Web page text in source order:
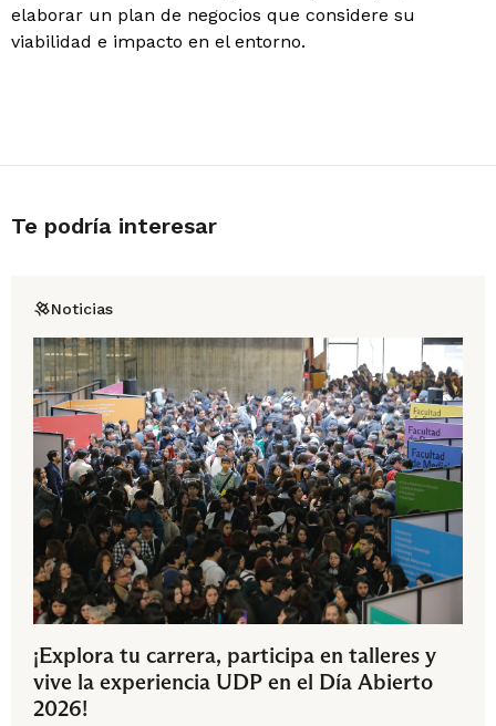
elaborar un plan de negocios que considere su
viabilidad e impacto en el entorno.
Te podría interesar
Noticias
¡Explora tu carrera, participa en talleres y
vive la experiencia UDP en el Día Abierto
2026!